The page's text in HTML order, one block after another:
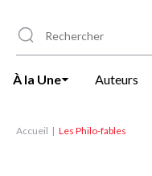
À la Une Auteurs
Accueil Les Philo-fables